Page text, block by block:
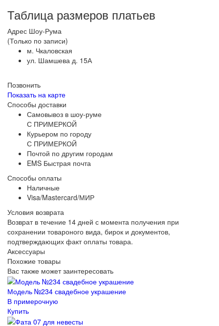
Таблица размеров платьев
Адрес Шоу-Рума
(Только по записи)
м. Чкаловская
ул. Шамшева д. 15А
Позвонить
Показать на карте
Способы доставки
Самовывоз в шоу-руме
С ПРИМЕРКОЙ
Курьером по городу
С ПРИМЕРКОЙ
Почтой по другим городам
EMS Быстрая почта
Способы оплаты
Наличные
Visa/Mastercard/МИР
Условия возврата
Возврат в течение 14 дней с момента получения при
сохранении товароного вида, бирок и документов,
подтверждающих факт оплаты товара.
Аксессуары
Похожие товары
Вас также может заинтересовать
Модель №234 свадебное украшение
В примерочную
Купить